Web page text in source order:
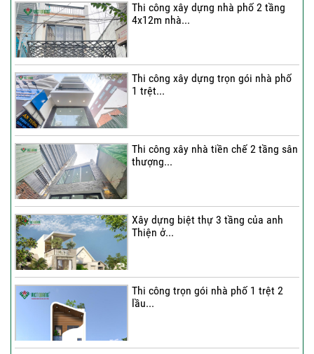
Thi công xây dựng nhà phố 2 tầng
4x12m nhà...
Thi công xây dựng trọn gói nhà phố
1 trệt...
Thi công xây nhà tiền chế 2 tầng sân
thượng...
Xây dựng biệt thự 3 tầng của anh
Thiện ở...
Thi công trọn gói nhà phố 1 trệt 2
lầu...